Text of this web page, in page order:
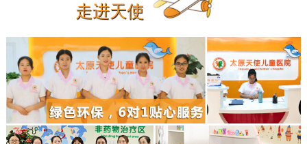
走进天使